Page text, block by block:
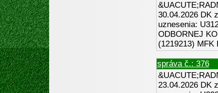
30.04.2026 DK
uznesenia:
ODBORNEJ
(1219213) MFK
správa č.: 376
23.04.2026 DK